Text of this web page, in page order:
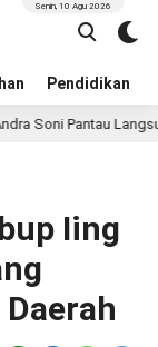
Pendidikan
Senin, 10 Agu 2026
Langsung CKG
Iing